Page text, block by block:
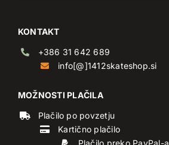
KONTAKT
+386 31 642 689
info[@]1412skateshop.si
MOŽNOSTI PLAČILA
Plačilo po povzetju
Kartično plačilo
Plačilo preko PayPal-a